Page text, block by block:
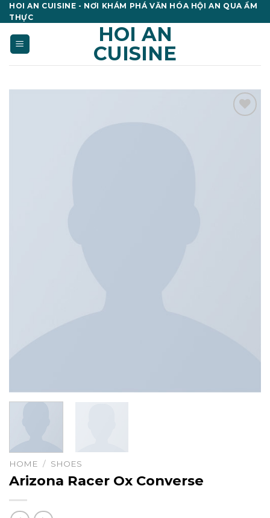
Skip
to
content
HOI AN CUISINE - NƠI KHÁM PHÁ VĂN HÓA HỘI AN QUA ẨM
THỰC
HOI AN
CUISINE
HOME / SHOES
Arizona Racer Ox Converse